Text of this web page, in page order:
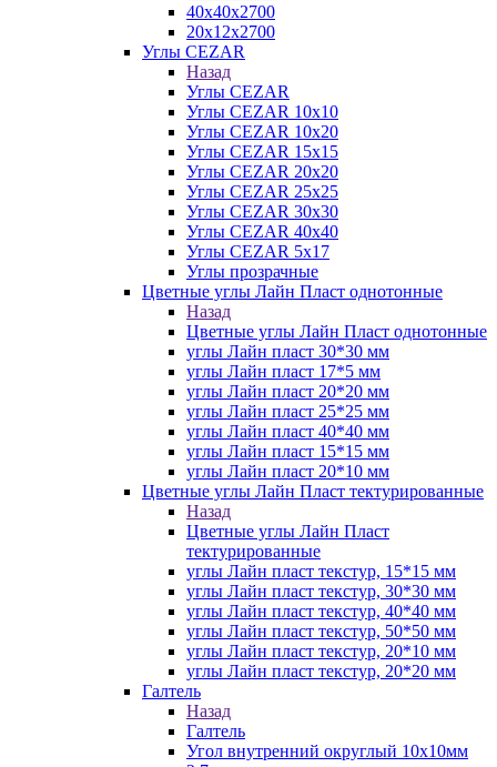
40х40х2700
20х12х2700
Углы CEZAR
Назад
Углы CEZAR
Углы CEZAR 10х10
Углы CEZAR 10х20
Углы CEZAR 15х15
Углы CEZAR 20х20
Углы CEZAR 25х25
Углы CEZAR 30х30
Углы CEZAR 40х40
Углы CEZAR 5х17
Углы прозрачные
Цветные углы Лайн Пласт однотонные
Назад
Цветные углы Лайн Пласт однотонные
углы Лайн пласт 30*30 мм
углы Лайн пласт 17*5 мм
углы Лайн пласт 20*20 мм
углы Лайн пласт 25*25 мм
углы Лайн пласт 40*40 мм
углы Лайн пласт 15*15 мм
углы Лайн пласт 20*10 мм
Цветные углы Лайн Пласт тектурированные
Назад
Цветные углы Лайн Пласт
тектурированные
углы Лайн пласт текстур, 15*15 мм
углы Лайн пласт текстур, 30*30 мм
углы Лайн пласт текстур, 40*40 мм
углы Лайн пласт текстур, 50*50 мм
углы Лайн пласт текстур, 20*10 мм
углы Лайн пласт текстур, 20*20 мм
Галтель
Назад
Галтель
Угол внутренний округлый 10х10мм